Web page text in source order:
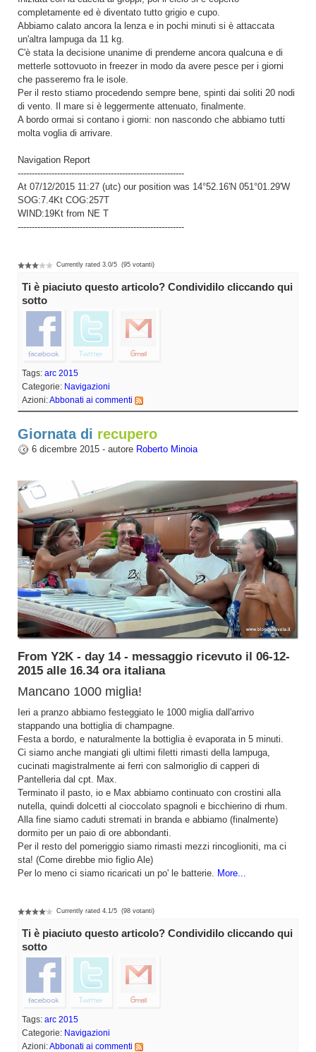
completamente ed è diventato tutto grigio e cupo.
Abbiamo calato ancora la lenza e in pochi minuti si è attaccata
un'altra lampuga da 11 kg.
C'è stata la decisione unanime di prenderne ancora qualcuna e di
metterle sottovuoto in freezer in modo da avere pesce per i giorni
che passeremo fra le isole.
Per il resto stiamo procedendo sempre bene, spinti dai soliti 20 nodi
di vento. Il mare si è leggermente attenuato, finalmente.
A bordo ormai si contano i giorni: non nascondo che abbiamo tutti
molta voglia di arrivare.
Navigation Report
-----------------------------------------------------------
At 07/12/2015 11:27 (utc) our position was 14°52.16'N 051°01.29'W
SOG:7.4Kt COG:257T
WIND:19Kt from NE T
-----------------------------------------------------------
Currently rated 3.0/5 (95 votanti)
Ti è piaciuto questo articolo? Condividilo cliccando qui
sotto
Tags: arc 2015
Categorie: Navigazioni
Azioni:Abbonati ai commenti
Giornata di recupero
6 dicembre 2015 - autore Roberto Minoia
From Y2K - day 14 - messaggio ricevuto il 06-12-
2015 alle 16.34 ora italiana
Mancano 1000 miglia!
Ieri a pranzo abbiamo festeggiato le 1000 miglia dall'arrivo
stappando una bottiglia di champagne.
Festa a bordo, e naturalmente la bottiglia è evaporata in 5 minuti.
Ci siamo anche mangiati gli ultimi filetti rimasti della lampuga,
cucinati magistralmente ai ferri con salmoriglio di capperi di
Pantelleria dal cpt. Max.
Terminato il pasto, io e Max abbiamo continuato con crostini alla
nutella, quindi dolcetti al cioccolato spagnoli e bicchierino di rhum.
Alla fine siamo caduti stremati in branda e abbiamo (finalmente)
dormito per un paio di ore abbondanti.
Per il resto del pomeriggio siamo rimasti mezzi rincoglioniti, ma ci
sta! (Come direbbe mio figlio Ale)
Per lo meno ci siamo ricaricati un po' le batterie.
More...
Currently rated 4.1 /5 (98 votanti)
Ti è piaciuto questo articolo? Condividilo cliccando qui
sotto
Tags: arc 2015
Categorie: Navigazioni
Azioni:Abbonati ai commenti